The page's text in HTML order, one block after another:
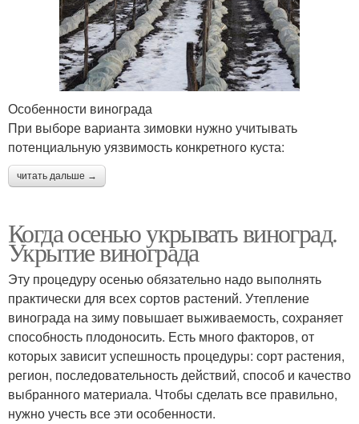
Особенности винограда
При выборе варианта зимовки нужно учитывать
потенциальную уязвимость конкретного куста:
читать дальше →
Когда осенью укрывать виноград.
Укрытие винограда
Эту процедуру осенью обязательно надо выполнять
практически для всех сортов растений. Утепление
винограда на зиму повышает выживаемость, сохраняет
способность плодоносить. Есть много факторов, от
которых зависит успешность процедуры: сорт растения,
регион, последовательность действий, способ и качество
выбранного материала. Чтобы сделать все правильно,
нужно учесть все эти особенности.